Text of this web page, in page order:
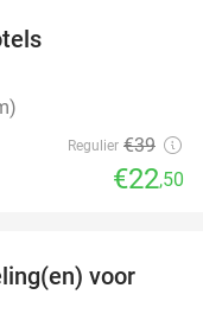
Regulier €39
€22,50
71%
voor